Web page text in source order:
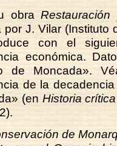
obra
por J. Vilar (Instituto
con el
económica.
de Moncada».
de la
(en Historia
de